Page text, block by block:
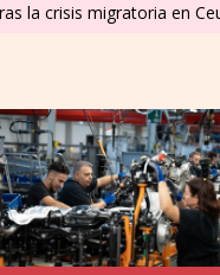
la crisis migratoria en